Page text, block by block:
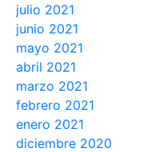
julio 2021
junio 2021
mayo 2021
abril 2021
marzo 2021
febrero 2021
enero 2021
diciembre 2020